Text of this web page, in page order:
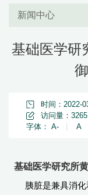
新闻中心
基础医学研
时间：2022-
访问量： 3265
字体： A- A
基础医学研究所
胰脏是兼具消